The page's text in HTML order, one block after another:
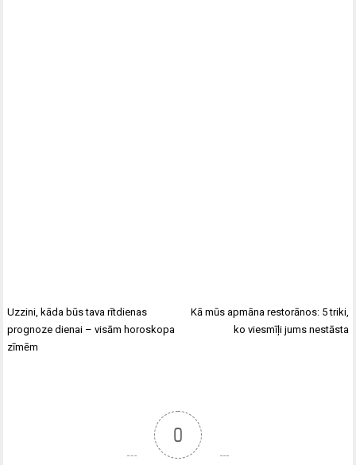
Uzzini, kāda būs tava rītdienas
prognoze dienai – visām horoskopa
zīmēm
Kā mūs apmāna restorānos: 5 triki,
ko viesmīļi jums nestāsta
0